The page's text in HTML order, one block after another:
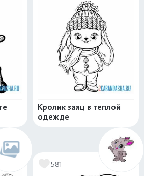
Кролик заяц в теплой
одежде
581